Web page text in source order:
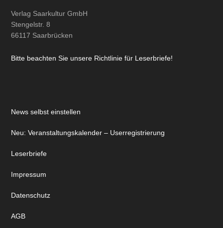
Verlag Saarkultur GmbH
Stengelstr. 8
66117 Saarbrücken
Bitte beachten Sie unsere Richtlinie für Leserbriefe!
News selbst einstellen
Neu: Veranstaltungskalender – Userregistrierung
Leserbriefe
Impressum
Datenschutz
AGB